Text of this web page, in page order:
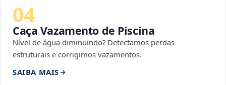
04
Caça Vazamento de Piscina
Nível de água diminuindo? Detectamos perdas
estruturais e corrigimos vazamentos.
SAIBA MAIS